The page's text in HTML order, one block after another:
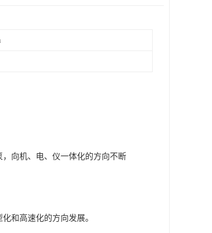
向机、电、仪一体化的方向不断
和高速化的方向发展。